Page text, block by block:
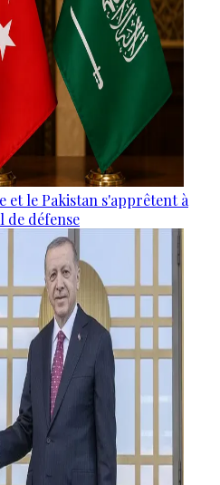
et le Pakistan s'apprêtent à
défense